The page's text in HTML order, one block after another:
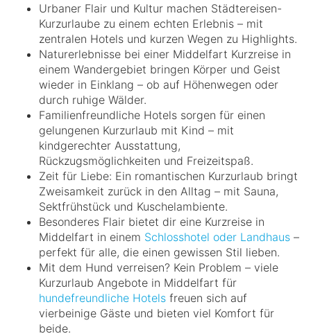
Urbaner Flair und Kultur machen Städtereisen-
Kurzurlaube zu einem echten Erlebnis – mit
zentralen Hotels und kurzen Wegen zu Highlights.
Naturerlebnisse bei einer Middelfart Kurzreise in
einem Wandergebiet bringen Körper und Geist
wieder in Einklang – ob auf Höhenwegen oder
durch ruhige Wälder.
Familienfreundliche Hotels sorgen für einen
gelungenen Kurzurlaub mit Kind – mit
kindgerechter Ausstattung,
Rückzugsmöglichkeiten und Freizeitspaß.
Zeit für Liebe: Ein romantischen Kurzurlaub bringt
Zweisamkeit zurück in den Alltag – mit Sauna,
Sektfrühstück und Kuschelambiente.
Besonderes Flair bietet dir eine Kurzreise in
Middelfart in einem Schlosshotel oder Landhaus –
perfekt für alle, die einen gewissen Stil lieben.
Mit dem Hund verreisen? Kein Problem – viele
Kurzurlaub Angebote in Middelfart für
hundefreundliche Hotels freuen sich auf
vierbeinige Gäste und bieten viel Komfort für
beide.